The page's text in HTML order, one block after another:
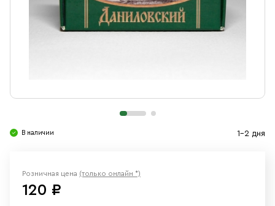
Ювелирные изделия
В наличии 1-2 дня
Розничная цена (только онлайн *)
120 ₽